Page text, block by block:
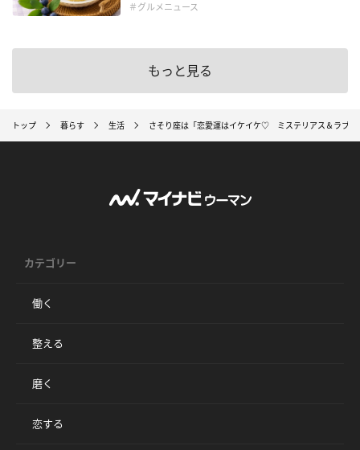
＃グルメニュース
もっと見る
トップ 暮らす 生活 さそり座は「恋愛運はイケイケ♡ ミステリアス＆ラブリ
カテゴリー
働く
整える
磨く
恋する